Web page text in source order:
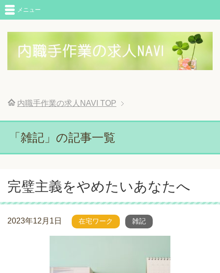
メニュー
内職手作業の求人NAVI TOP
「雑記」の記事一覧
完璧主義をやめたいあなたへ
2023年12月1日 在宅ワーク 雑記